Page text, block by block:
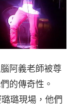
阿義老師被尊
的傳奇性。
璐現場，他們